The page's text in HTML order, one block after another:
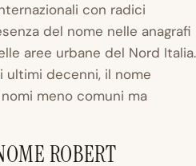
con radici
del nome nelle anagrafi
aree urbane del Nord Italia.
ultimi decenni, il nome
meno comuni ma
ROBERT